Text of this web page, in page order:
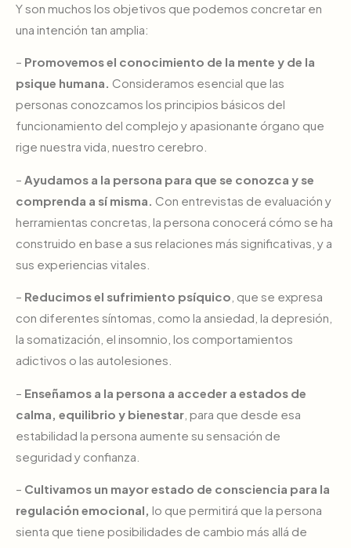
Y son muchos los objetivos que podemos concretar en
una intención tan amplia:
– Promovemos el conocimiento de la mente y de la
psique humana. Consideramos esencial que las
personas conozcamos los principios básicos del
funcionamiento del complejo y apasionante órgano que
rige nuestra vida, nuestro cerebro.
– Ayudamos a la persona para que se conozca y se
comprenda a sí misma. Con entrevistas de evaluación y
herramientas concretas, la persona conocerá cómo se ha
construido en base a sus relaciones más significativas, y a
sus experiencias vitales.
– Reducimos el sufrimiento psíquico , que se expresa
con diferentes síntomas, como la ansiedad, la depresión,
la somatización, el insomnio, los comportamientos
adictivos o las autolesiones.
– Enseñamos a la persona a acceder a estados de
calma, equilibrio y bienestar , para que desde esa
estabilidad la persona aumente su sensación de
seguridad y confianza.
– Cultivamos un mayor estado de consciencia para la
regulación emocional, lo que permitirá que la persona
sienta que tiene posibilidades de cambio más allá de